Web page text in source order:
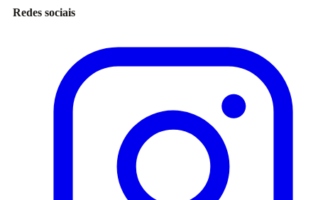
Redes sociais